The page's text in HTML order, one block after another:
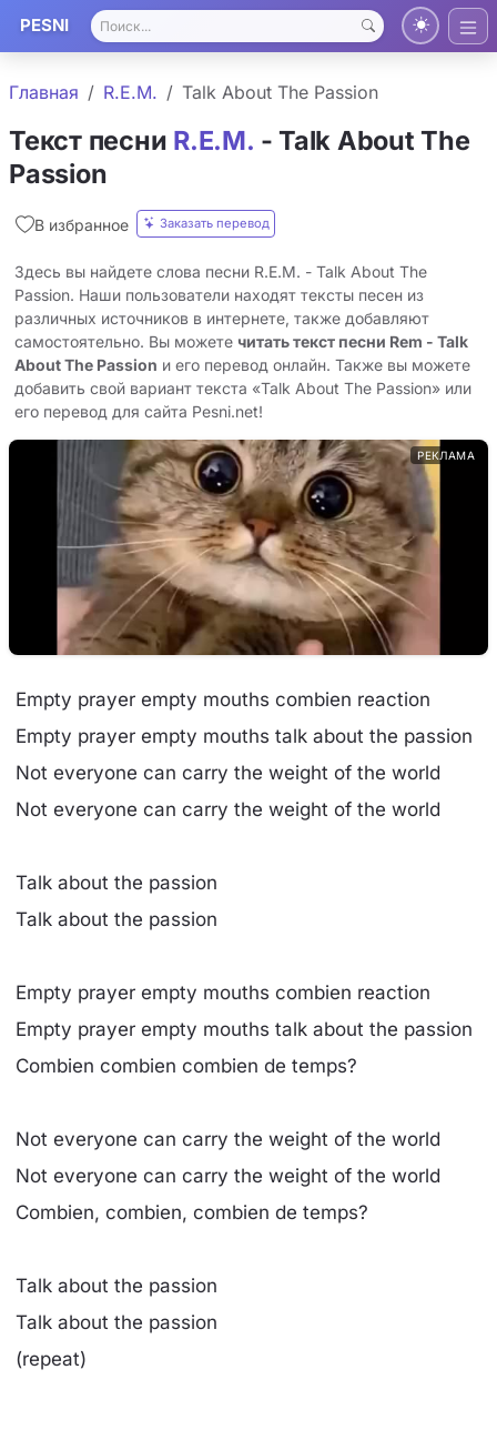
PESNI
Главная R.E.M. Talk About The Passion
Текст песни R.E.M. - Talk About The
Passion
В избранное Заказать перевод
Здесь вы найдете слова песни R.E.M. - Talk About The
Passion. Наши пользователи находят тексты песен из
различных источников в интернете, также добавляют
самостоятельно. Вы можете читать текст песни Rem - Talk
About The Passion и его перевод онлайн. Также вы можете
добавить свой вариант текста «Talk About The Passion» или
его перевод для сайта Pesni.net!
РЕКЛАМА
Empty prayer empty mouths combien reaction
Empty prayer empty mouths talk about the passion
Not everyone can carry the weight of the world
Not everyone can carry the weight of the world
Talk about the passion
Talk about the passion
Empty prayer empty mouths combien reaction
Empty prayer empty mouths talk about the passion
Combien combien combien de temps?
Not everyone can carry the weight of the world
Not everyone can carry the weight of the world
Combien, combien, combien de temps?
Talk about the passion
Talk about the passion
(repeat)